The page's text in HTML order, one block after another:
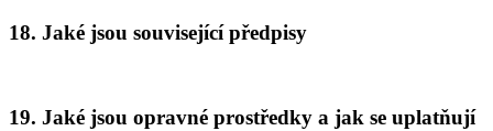
18. Jaké jsou související předpisy
19. Jaké jsou opravné prostředky a jak se uplatňují